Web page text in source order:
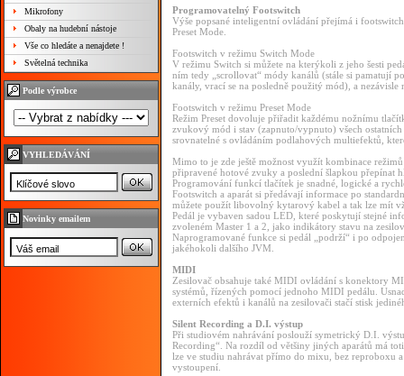
Mikrofony
Obaly na hudební nástoje
Vše co hledáte a nenajdete !
Světelná technika
Podle výrobce
VYHLEDÁVÁNÍ
Novinky emailem
Programovatelný Footswitch
Výše popsané inteligentní ovládání přejímá i
Preset Mode.
Footswitch v režimu Switch Mode
V režimu Switch si můžete na kterýkoli z jeho šesti
ním tedy „scrollovat“ módy kanálů (stále si pamatují
kanály, vrací se na posledně použitý mód), a
Footswitch v režimu Preset Mode
Režim Preset dovoluje přiřadit každému nožnímu
zvukový mód i stav (zapnuto/vypnuto) všech
srovnatelné s ovládáním podlahových multiefektů,
Mimo to je zde ještě možnost využít kombinace
připravené hotové zvuky a poslední šlapkou přepínat
Programování funkcí tlačítek je snadné, logické a
Footswitch a aparát si předávají informace po
můžete použít libovolný kytarový kabel a tak lze mít
Pedál je vybaven sadou LED, které poskytují stejné
zvoleném Master 1 a 2, jako indikátory stavu na
Naprogramované funkce si pedál „podrží“ i po
jakéhokoli dalšího JVM.
MIDI
Zesilovač obsahuje také MIDI ovládání s konektory
systémů, řízených pomocí jednoho MIDI pedálu.
externích efektů i kanálů na zesilovači stačí stisk
Silent Recording a D.I. výstup
Při studiovém nahrávání poslouží symetrický D.I.
Recording“. Na rozdíl od většiny jiných aparátů má
lze ve studiu nahrávat přímo do mixu, bez reproboxu
vystoupení.